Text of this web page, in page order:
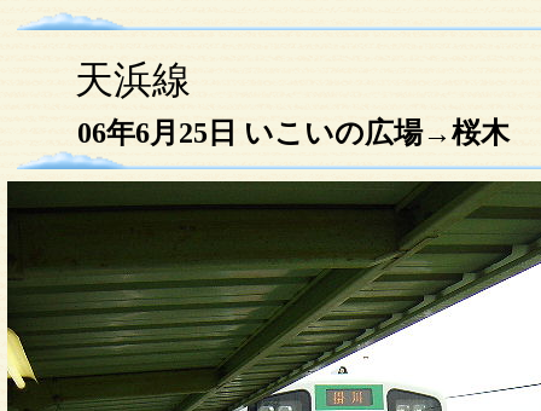
天浜線
06年6月25日 いこいの広場→桜木